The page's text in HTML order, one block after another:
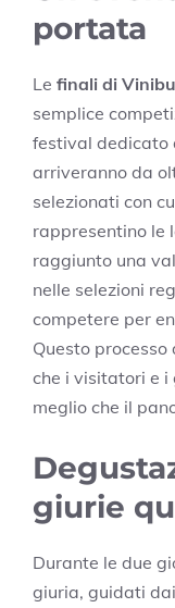
portata
Le finali di
semplice
festival dedicato
arriveranno da
selezionati con
rappresentino le
raggiunto una
nelle selezioni
competere per
Questo
che i visitatori e i
meglio che il
giurie
Durante le due
giuria, guidati